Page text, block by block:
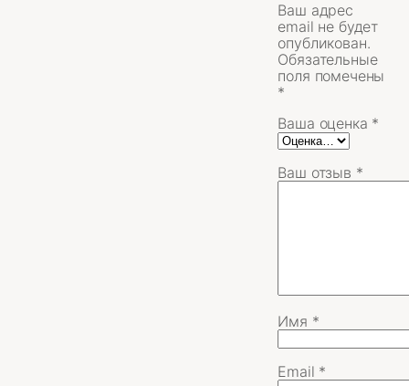
Ваш адрес
email не будет
опубликован.
Обязательные
поля помечены
*
Ваша оценка *
Ваш отзыв *
Имя *
Email *